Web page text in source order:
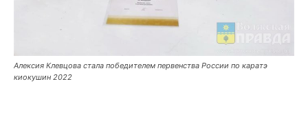
Алексия Клевцова стала победителем первенства России по каратэ
киокушин 2022